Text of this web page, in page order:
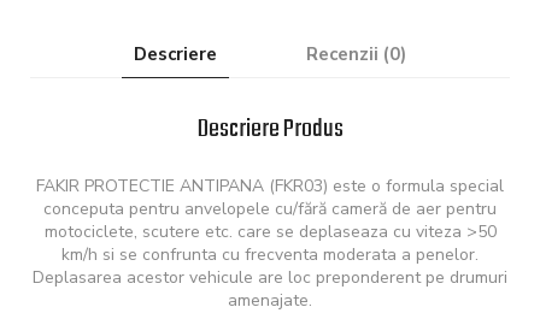
Descriere Recenzii (0)
Descriere Produs
FAKIR PROTECTIE ANTIPANA (FKR03) este o formula special
conceputa pentru anvelopele cu/fără cameră de aer pentru
motociclete, scutere etc. care se deplaseaza cu viteza >50
km/h si se confrunta cu frecventa moderata a penelor.
Deplasarea acestor vehicule are loc preponderent pe drumuri
amenajate.